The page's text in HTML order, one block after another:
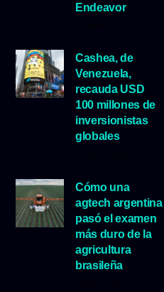
Endeavor
Cashea, de
Venezuela,
recauda USD
100 millones de
inversionistas
globales
Cómo una
agtech argentina
pasó el examen
más duro de la
agricultura
brasileña